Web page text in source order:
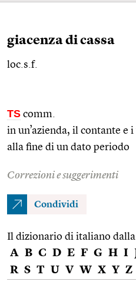
giacenza di cassa
loc.s.f.
TS comm.
in un’azienda, il contante e
alla fine di un dato periodo
Correzioni e suggerimenti
Condividi
Il dizionario di italiano dalla
A B C D E F G H I
R S T U V W X Y Z